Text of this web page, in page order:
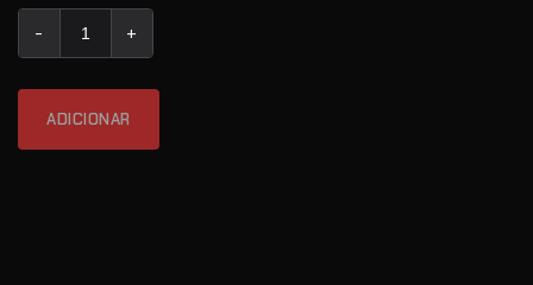
ADICIONAR